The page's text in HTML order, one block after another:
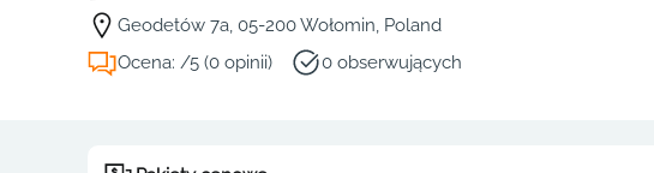
Geodetów 7a, 05-200 Wołomin, Poland
Ocena: /5 (0 opinii)
0 obserwujących